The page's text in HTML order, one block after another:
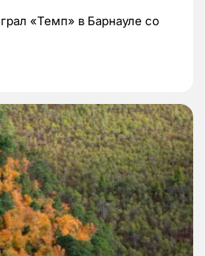
«Темп» в Барнауле со